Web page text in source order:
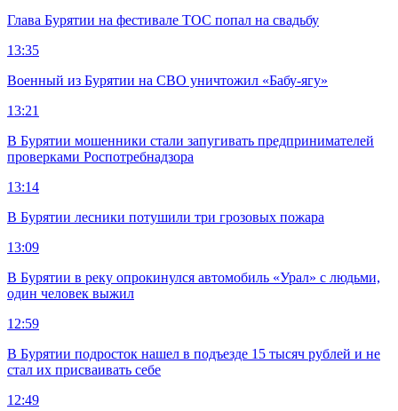
Глава Бурятии на фестивале ТОС попал на свадьбу
13:35
Военный из Бурятии на СВО уничтожил «Бабу-ягу»
13:21
В Бурятии мошенники стали запугивать предпринимателей
проверками Роспотребнадзора
13:14
В Бурятии лесники потушили три грозовых пожара
13:09
В Бурятии в реку опрокинулся автомобиль «Урал» с людьми,
один человек выжил
12:59
В Бурятии подросток нашел в подъезде 15 тысяч рублей и не
стал их присваивать себе
12:49